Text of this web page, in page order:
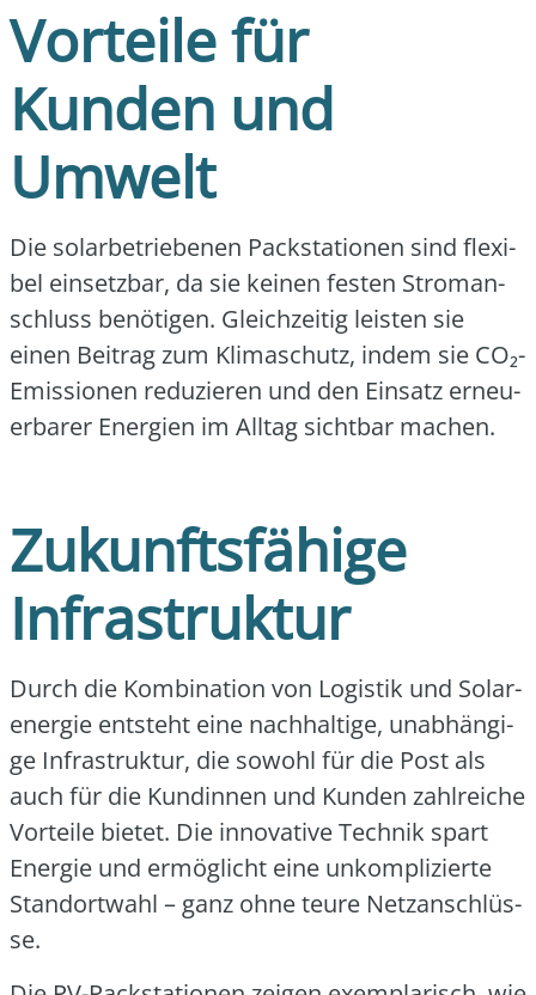
Vorteile für
Kunden und
Umwelt
Die solar­be­trie­be­nen Pack­sta­tio­nen sind fle­xi­
bel ein­setz­bar, da sie kei­nen fes­ten Strom­an­
schluss benö­ti­gen. Gleich­zei­tig leis­ten sie
einen Bei­trag zum Kli­ma­schutz, indem sie CO₂-
Emis­sio­nen redu­zie­ren und den Ein­satz erneu­
er­ba­rer Ener­gien im All­tag sicht­bar machen.
Zukunftsfähige
Infrastruktur
Durch die Kom­bi­na­ti­on von Logis­tik und Solar­
ener­gie ent­steht eine nach­hal­ti­ge, unab­hän­gi­
ge Infra­struk­tur, die sowohl für die Post als
auch für die Kun­din­nen und Kun­den zahl­rei­che
Vor­tei­le bie­tet. Die inno­va­ti­ve Tech­nik spart
Ener­gie und ermög­licht eine unkom­pli­zier­te
Stand­ort­wahl – ganz ohne teu­re Netz­an­schlüs­
se.